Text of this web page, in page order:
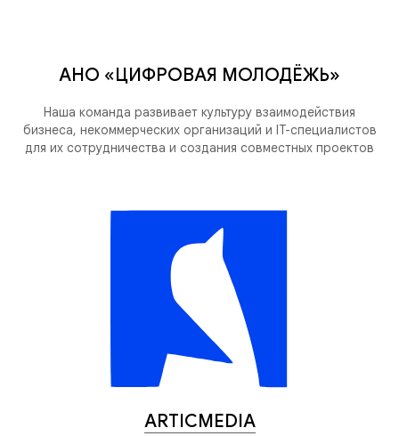
АНО «ЦИФРОВАЯ МОЛОДЁЖЬ»
Наша команда развивает культуру взаимодействия
бизнеса, некоммерческих организаций и IT-специалистов
для их сотрудничества и создания совместных проектов
ARTICMEDIA